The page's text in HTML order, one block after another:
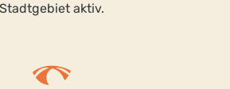
Stadtgebiet aktiv.